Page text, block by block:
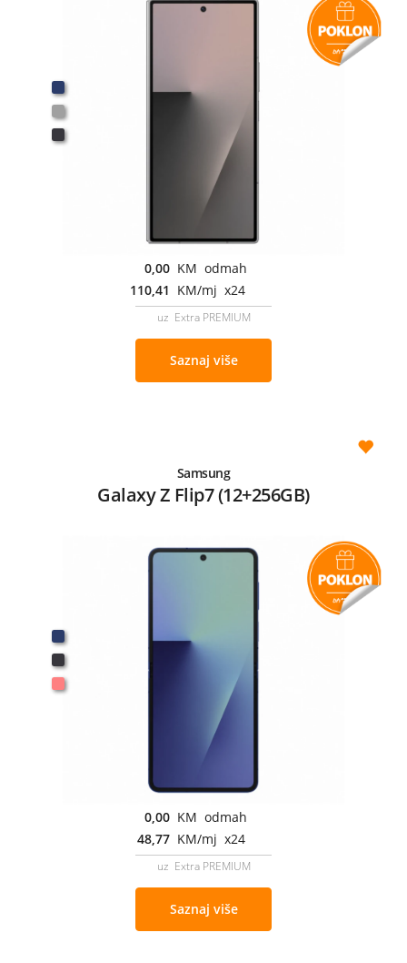
0,00 KM odmah
110,41 KM/mj x24
uz Extra PREMIUM
Saznaj više
Samsung
Galaxy Z Flip7 (12+256GB)
0,00 KM odmah
48,77 KM/mj x24
uz Extra PREMIUM
Saznaj više